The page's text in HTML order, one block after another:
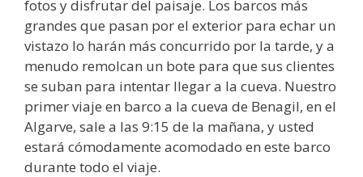
fotos y disfrutar del paisaje. Los barcos más
grandes que pasan por el exterior para echar un
vistazo lo harán más concurrido por la tarde, y a
menudo remolcan un bote para que sus clientes
se suban para intentar llegar a la cueva. Nuestro
primer viaje en barco a la cueva de Benagil, en el
Algarve, sale a las 9:15 de la mañana, y usted
estará cómodamente acomodado en este barco
durante todo el viaje.